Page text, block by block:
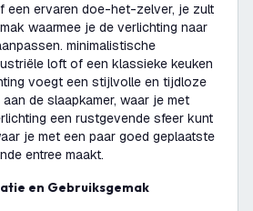
een ervaren doe-het-zelver, je zult
waarmee je de verlichting naar
minimalistische
loft of een klassieke keuken
voegt een stijlvolle en tijdloze
de slaapkamer, waar je met
een rustgevende sfeer kunt
je met een paar goed geplaatste
entree maakt.
en Gebruiksgemak